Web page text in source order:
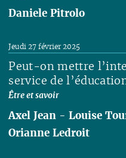
Daniele Pitrolo
Lire
Peut-on mettre
service de
Être et savoir
Jeudi 27 février 2025
Axel Jean -Louise
Orianne Ledroit